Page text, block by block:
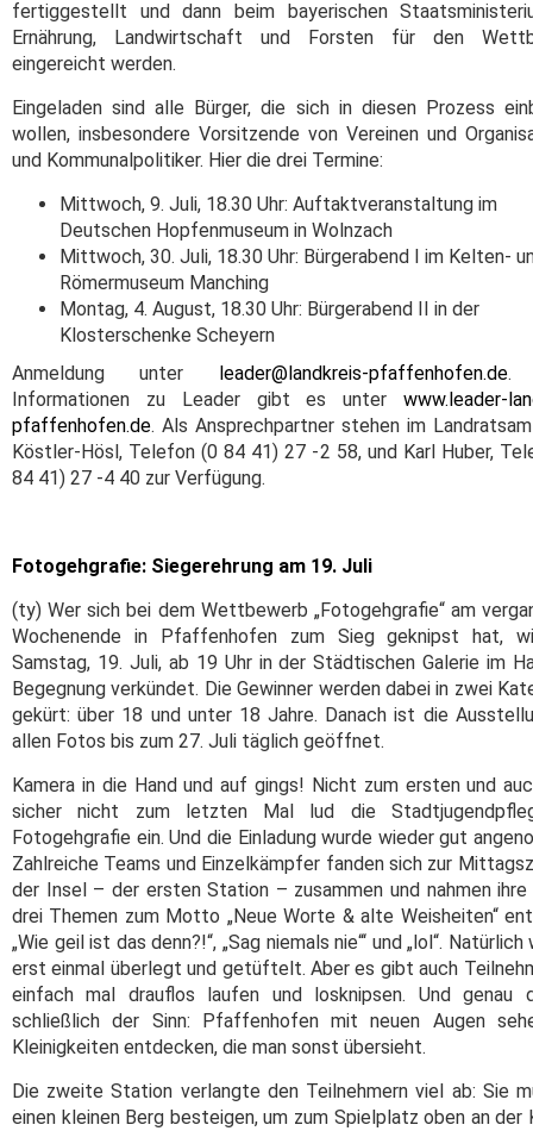
fertiggestellt und dann beim bayerischen
Ernährung, Landwirtschaft und Forsten für den
eingereicht werden.
Eingeladen sind alle Bürger, die sich in diesen Prozess
wollen, insbesondere Vorsitzende von Vereinen und
und Kommunalpolitiker. Hier die drei Termine:
Mittwoch, 9. Juli, 18.30 Uhr: Auftaktveranstaltung im
Deutschen Hopfenmuseum in Wolnzach
Mittwoch, 30. Juli, 18.30 Uhr: Bürgerabend I im Kelten-
Römermuseum Manching
Montag, 4. August, 18.30 Uhr: Bürgerabend II in der
Klosterschenke Scheyern
Anmeldung unter
leader@landkreis-pfaffenhofen.de.
Informationen zu Leader gibt es unter www.leader-
pfaffenhofen.de. Als Ansprechpartner stehen im
Köstler-Hösl, Telefon (0 84 41) 27 -2 58, und Karl Huber,
84 41) 27 -4 40 zur Verfügung.
Fotogehgrafie: Siegerehrung am 19. Juli
(ty) Wer sich bei dem Wettbewerb „Fotogehgrafie“ am
Wochenende in Pfaffenhofen zum Sieg geknipst hat,
Samstag, 19. Juli, ab 19 Uhr in der Städtischen Galerie im
Begegnung verkündet. Die Gewinner werden dabei in zwei
gekürt: über 18 und unter 18 Jahre. Danach ist die
allen Fotos bis zum 27. Juli täglich geöffnet.
Kamera in die Hand und auf gings! Nicht zum ersten und
sicher nicht zum letzten Mal lud die
Fotogehgrafie ein. Und die Einladung wurde wieder gut
Zahlreiche Teams und Einzelkämpfer fanden sich zur
der Insel – der ersten Station – zusammen und nahmen
drei Themen zum Motto „Neue Worte & alte Weisheiten“
„Wie geil ist das denn?!“, „Sag niemals nie“‘ und „lol“. Natürlich
erst einmal überlegt und getüftelt. Aber es gibt auch
einfach mal drauflos laufen und losknipsen. Und genau
schließlich der Sinn: Pfaffenhofen mit neuen Augen
Kleinigkeiten entdecken, die man sonst übersieht.
Die zweite Station verlangte den Teilnehmern viel ab: Sie
einen kleinen Berg besteigen, um zum Spielplatz oben an der